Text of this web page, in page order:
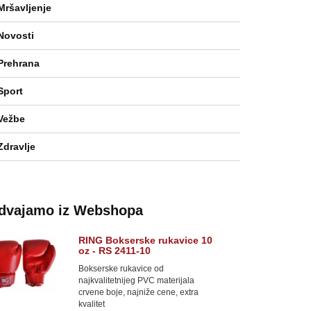
iz Webshopa
RING Bokserske rukavice 10
oz - RS 2411-10
Bokserske rukavice od
najkvalitetnijeg PVC materijala
crvene boje, najniže cene, extra
kvalitet